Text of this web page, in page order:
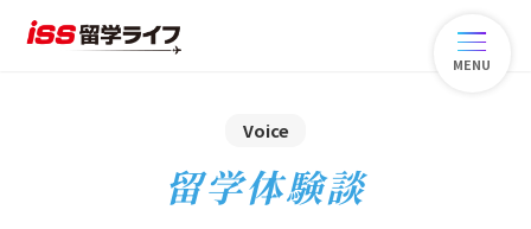
MENU
Voice
留学体験談